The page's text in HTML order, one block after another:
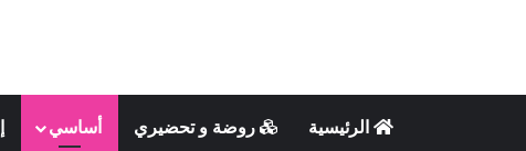
الرئيسية روضة و تحضيري أساسي